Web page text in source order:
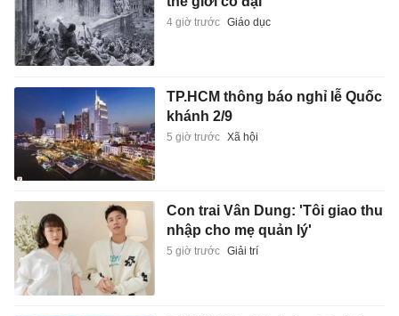
4 giờ trước Giáo dục
TP.HCM thông báo nghỉ lễ Quốc
khánh 2/9
5 giờ trước Xã hội
Con trai Vân Dung: 'Tôi giao thu
nhập cho mẹ quản lý'
5 giờ trước Giải trí